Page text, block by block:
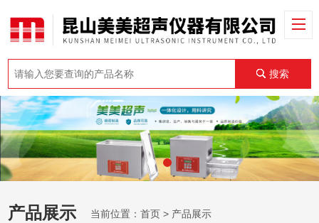
搜索
产品展示 当前位置：首页 > 产品展示